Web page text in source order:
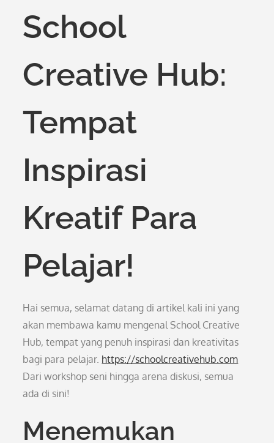
School
Creative Hub:
Tempat
Inspirasi
Kreatif Para
Pelajar!
Hai semua, selamat datang di artikel kali ini yang
akan membawa kamu mengenal School Creative
Hub, tempat yang penuh inspirasi dan kreativitas
bagi para pelajar. https://schoolcreativehub.com
Dari workshop seni hingga arena diskusi, semua
ada di sini!
Menemukan